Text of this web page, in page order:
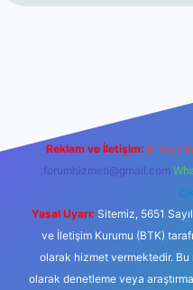
Reklam ve İletişim: E-mail:
forumhizmeti@gmail.com
Yasal Uyarı: Sitemiz, 5651
ve İletişim Kurumu (BTK)
olarak hizmet vermektedir.
olarak denetleme veya